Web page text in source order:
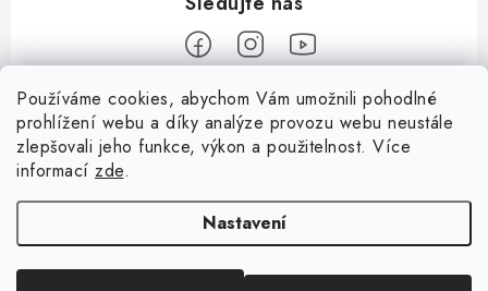
Používáme cookies, abychom Vám umožnili pohodlné
prohlížení webu a díky analýze provozu webu neustále
zlepšovali jeho funkce, výkon a použitelnost. Více
informací zde.
Nastavení
Informace pro vás
Dopravné
Kontaktujte nás
Tipy na tvoření
Jutový Mikuláš, anděl a čert - perfektní zábava pro děti